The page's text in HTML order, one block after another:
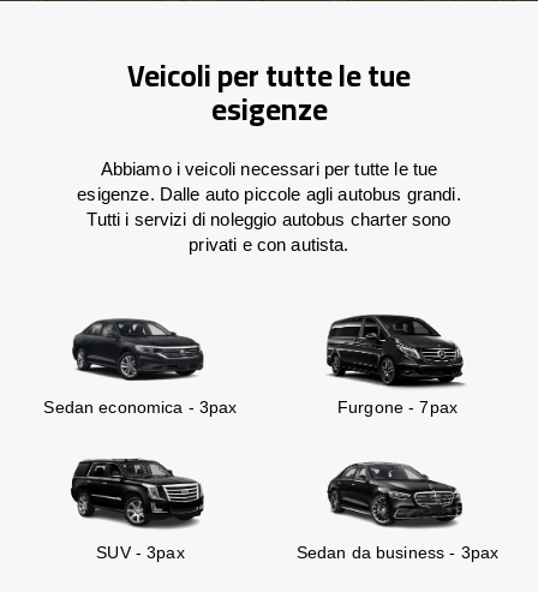
Veicoli per tutte le tue
esigenze
Abbiamo i veicoli necessari per tutte le tue
esigenze. Dalle auto piccole agli autobus grandi.
Tutti i servizi di noleggio autobus charter sono
privati e con autista.
Sedan economica - 3pax Furgone - 7pax
SUV - 3pax Sedan da business - 3pax